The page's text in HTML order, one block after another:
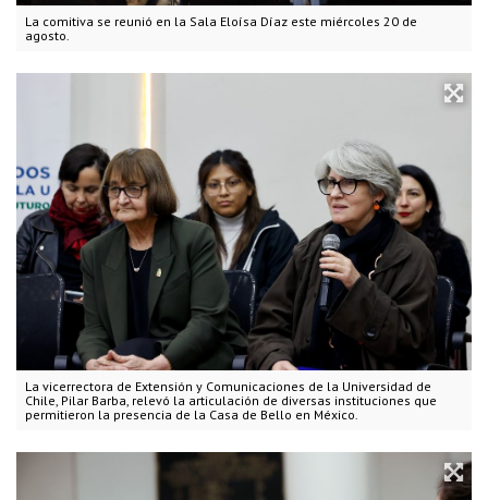
La comitiva se reunió en la Sala Eloísa Díaz este miércoles 20 de
agosto.
La vicerrectora de Extensión y Comunicaciones de la Universidad de
Chile, Pilar Barba, relevó la articulación de diversas instituciones que
permitieron la presencia de la Casa de Bello en México.